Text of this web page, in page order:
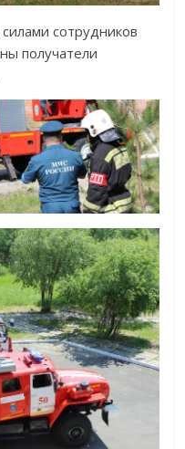
сотрудников
получатели